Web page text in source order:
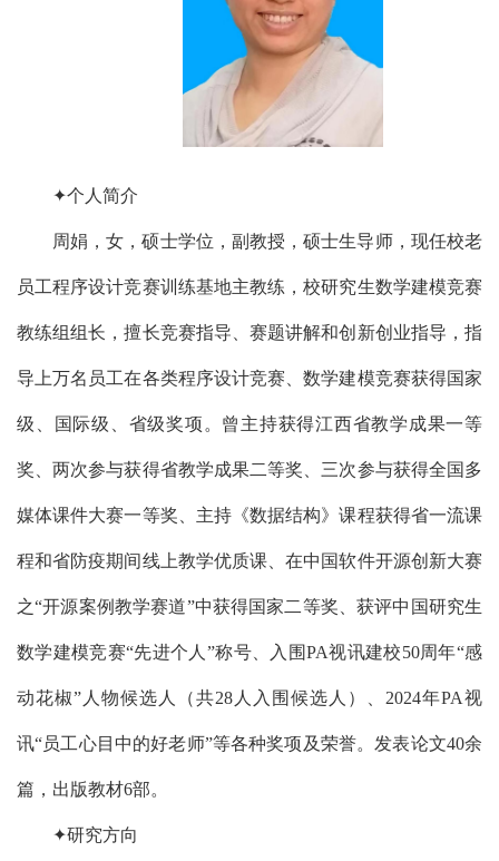
✦个人简介
周娟，女，硕士学位，副教授，硕士生导师，现任校老
员工程序设计竞赛训练基地主教练，校研究生数学建模竞赛
教练组组长，擅长竞赛指导、赛题讲解和创新创业指导，指
导上万名员工在各类程序设计竞赛、数学建模竞赛获得国家
级、国际级、省级奖项。曾主持获得江西省教学成果一等
奖、两次参与获得省教学成果二等奖、三次参与获得全国多
媒体课件大赛一等奖、主持《数据结构》课程获得省一流课
程和省防疫期间线上教学优质课、在中国软件开源创新大赛
之“开源案例教学赛道”中获得国家二等奖、获评中国研究生
数学建模竞赛“先进个人”称号、入围PA视讯建校50周年“感
动花椒”人物候选人（共28人入围候选人）、2024年PA视
讯“员工心目中的好老师”等各种奖项及荣誉。发表论文40余
篇，出版教材6部。
✦研究方向